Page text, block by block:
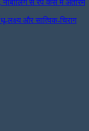
नाबालिग से रेप केस में अंतरिम
लक्ष्य और सात्विक-चिराग